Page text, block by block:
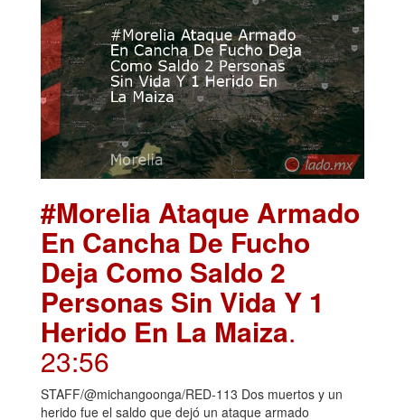
#Morelia Ataque Armado
En Cancha De Fucho
Deja Como Saldo 2
Personas Sin Vida Y 1
Herido En La Maiza.
23:56
STAFF/@michangoonga/RED-113 Dos muertos y un
herido fue el saldo que dejó un ataque armado